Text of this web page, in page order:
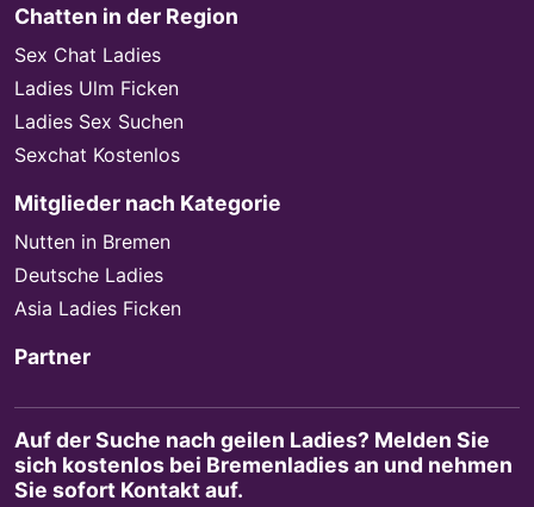
Chatten in der Region
Sex Chat Ladies
Ladies Ulm Ficken
Ladies Sex Suchen
Sexchat Kostenlos
Mitglieder nach Kategorie
Nutten in Bremen
Deutsche Ladies
Asia Ladies Ficken
Partner
Auf der Suche nach geilen Ladies? Melden Sie
sich kostenlos bei Bremenladies an und nehmen
Sie sofort Kontakt auf.